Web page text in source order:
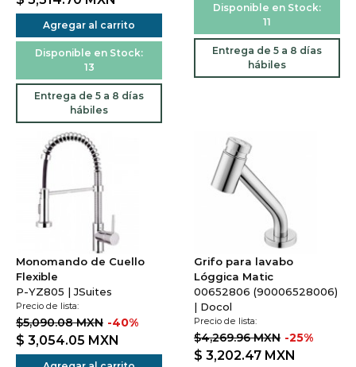
Agregar al carrito
Disponible en Stock:
13
Entrega de 5 a 8 días
hábiles
Disponible en Stock:
11
Entrega de 5 a 8 días
hábiles
Monomando de Cuello
Flexible
P-YZ805 | JSuites
Precio de lista:
$5,090.08 MXN -40%
$ 3,054.05 MXN
Grifo para lavabo
Lóggica Matic
00652806 (90006528006)
| Docol
Precio de lista:
$4,269.96 MXN -25%
$ 3,202.47 MXN